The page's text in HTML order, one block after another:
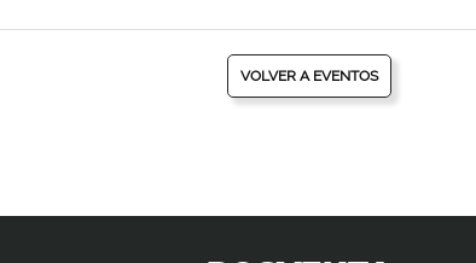
VOLVER A EVENTOS